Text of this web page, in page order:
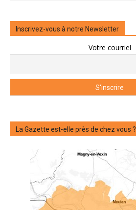
Inscrivez-vous à notre Newsletter
Votre courriel
La Gazette est-elle près de chez vous ?